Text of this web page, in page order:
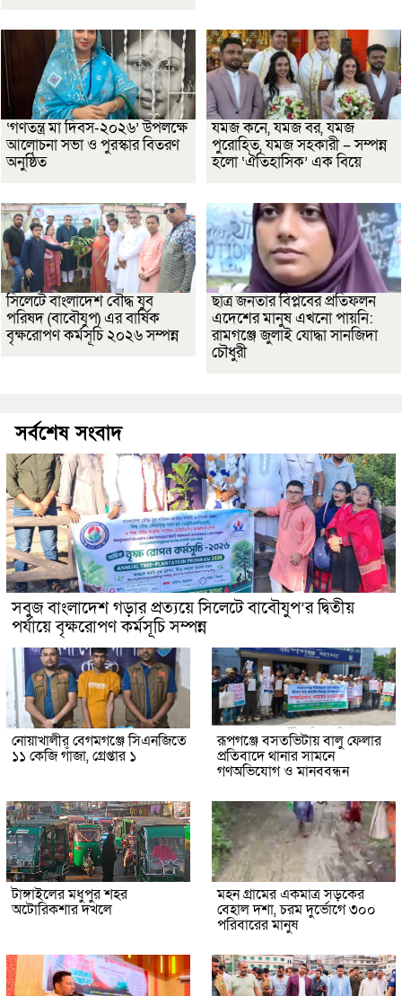
‘গণতন্ত্র মা দিবস-২০২৬’ উপলক্ষে
আলোচনা সভা ও পুরস্কার বিতরণ
অনুষ্ঠিত
যমজ কনে, যমজ বর, যমজ
পুরোহিত, যমজ সহকারী – সম্পন্ন
হলো ‘ঐতিহাসিক’ এক বিয়ে
সিলেটে বাংলাদেশ বৌদ্ধ যুব
পরিষদ (বাবৌযুপ) এর বার্ষিক
বৃক্ষরোপণ কর্মসূচি ২০২৬ সম্পন্ন
ছাত্র জনতার বিপ্লবের প্রতিফলন
এদেশের মানুষ এখনো পায়নি:
রামগঞ্জে জুলাই যোদ্ধা সানজিদা
চৌধুরী
সর্বশেষ সংবাদ
সবুজ বাংলাদেশ গড়ার প্রত্যয়ে সিলেটে বাবৌযুপ’র দ্বিতীয়
পর্যায়ে বৃক্ষরোপণ কর্মসূচি সম্পন্ন
নোয়াখালীর বেগমগঞ্জে সিএনজিতে
১১ কেজি গাঁজা, গ্রেপ্তার ১
রূপগঞ্জে বসতভিটায় বালু ফেলার
প্রতিবাদে থানার সামনে
গণঅভিযোগ ও মানববন্ধন
টাঙ্গাইলের মধুপুর শহর
অটোরিকশার দখলে
মহন গ্রামের একমাত্র সড়কের
বেহাল দশা, চরম দুর্ভোগে ৩০০
পরিবারের মানুষ